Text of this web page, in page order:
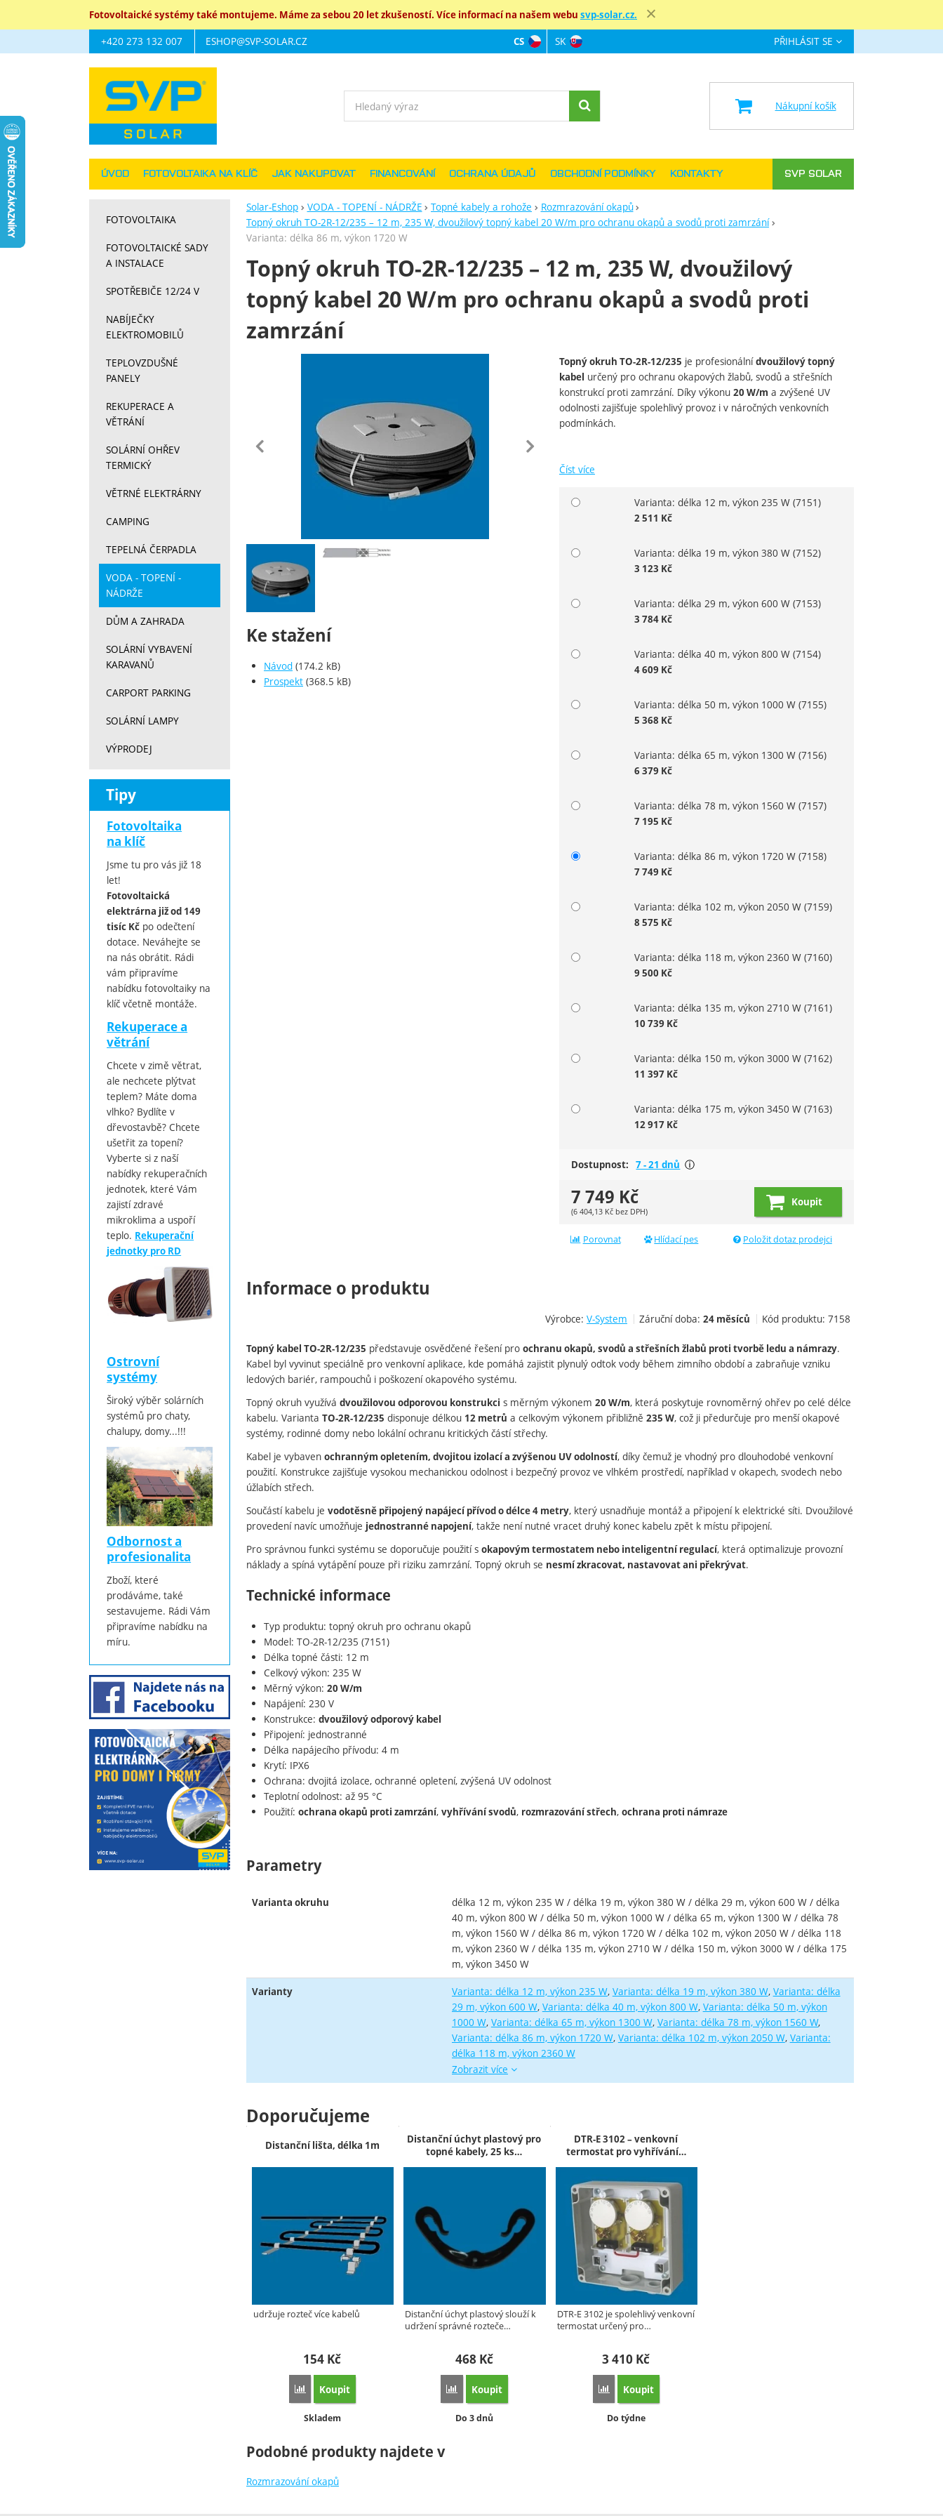
Fotovoltaické systémy také montujeme. Máme za sebou 20 let zkušeností. Více informací na našem webu svp-solar.cz.
Solar-Eshop VODA - TOPENÍ - NÁDRŽE Topné kabely a rohože
Rozmrazování okapů
Topný okruh TO-2R-12/235 – 12 m, 235 W, dvoužilový topný kabel 20 W/m pro ochranu okapů a svodů proti zamrzání
Varianta: délka 86 m, výkon 1720 W
Topný okruh TO-2R-12/235 – 12 m, 235 W, dvoužilový
topný kabel 20 W/m pro ochranu okapů a svodů proti
zamrzání
předchozí následující
Fotografie
Ke stažení
Návod (174.2 kB)
Prospekt (368.5 kB)
Topný okruh TO-2R-12/235 je profesionálnídvoužilový topný
kabel určený pro ochranu okapových žlabů, svodů a střešních
konstrukcí proti zamrzání. Díky výkonu 20 W/m a zvýšené UV
odolnosti zajišťuje spolehlivý provoz i v náročných venkovních
podmínkách.
Číst více
Vyberte variantuVarianta: délka 12 m, výkon 235 W (7151)
2 511 Kč
Varianta: délka 19 m, výkon 380 W (7152)
3 123 Kč
Varianta: délka 29 m, výkon 600 W (7153)
3 784 Kč
Varianta: délka 40 m, výkon 800 W (7154)
4 609 Kč
Varianta: délka 50 m, výkon 1000 W (7155)
5 368 Kč
Varianta: délka 65 m, výkon 1300 W (7156)
6 379 Kč
Varianta: délka 78 m, výkon 1560 W (7157)
7 195 Kč
Varianta: délka 86 m, výkon 1720 W (7158)
7 749 Kč
Varianta: délka 102 m, výkon 2050 W (7159)
8 575 Kč
Varianta: délka 118 m, výkon 2360 W (7160)
9 500 Kč
Varianta: délka 135 m, výkon 2710 W (7161)
10 739 Kč
Varianta: délka 150 m, výkon 3000 W (7162)
11 397 Kč
Varianta: délka 175 m, výkon 3450 W (7163)
12 917 Kč
Dostupnost: 7 - 21 dnů
7 749 Kč
(6 404,13 Kč bez DPH)
Koupit
Porovnat Hlídací pes Položit dotaz prodejci
Informace o produktu
Výrobce: V-System Záruční doba: 24 měsíců Kód produktu: 7158
Topný kabel TO-2R-12/235 představuje osvědčené řešení pro ochranu okapů, svodů a střešních žlabů proti tvorbě ledu a námrazy.
Kabel byl vyvinut speciálně pro venkovní aplikace, kde pomáhá zajistit plynulý odtok vody během zimního období a zabraňuje vzniku
ledových bariér, rampouchů i poškození okapového systému.
Topný okruh využívá dvoužilovou odporovou konstrukci s měrným výkonem 20 W/m, která poskytuje rovnoměrný ohřev po celé délce
kabelu. Varianta TO-2R-12/235 disponuje délkou 12 metrů a celkovým výkonem přibližně 235 W, což ji předurčuje pro menší okapové
systémy, rodinné domy nebo lokální ochranu kritických částí střechy.
Kabel je vybaven ochranným opletením, dvojitou izolací a zvýšenou UV odolností, díky čemuž je vhodný pro dlouhodobé venkovní
použití. Konstrukce zajišťuje vysokou mechanickou odolnost i bezpečný provoz ve vlhkém prostředí, například v okapech, svodech nebo
úžlabích střech.
Součástí kabelu je vodotěsně připojený napájecí přívod o délce 4 metry, který usnadňuje montáž a připojení k elektrické síti. Dvoužilové
provedení navíc umožňuje jednostranné napojení, takže není nutné vracet druhý konec kabelu zpět k místu připojení.
Pro správnou funkci systému se doporučuje použití s okapovým termostatem nebo inteligentní regulací, která optimalizuje provozní
náklady a spíná vytápění pouze při riziku zamrzání. Topný okruh se nesmí zkracovat, nastavovat ani překrývat.
Technické informace
Typ produktu: topný okruh pro ochranu okapů
Model: TO-2R-12/235 (7151)
Délka topné části: 12 m
Celkový výkon: 235 W
Měrný výkon: 20 W/m
Napájení: 230 V
Konstrukce: dvoužilový odporový kabel
Připojení: jednostranné
Délka napájecího přívodu: 4 m
Krytí: IPX6
Ochrana: dvojitá izolace, ochranné opletení, zvýšená UV odolnost
Teplotní odolnost: až 95 °C
Použití: ochrana okapů proti zamrzání, vyhřívání svodů, rozmrazování střech, ochrana proti námraze
Parametry
Varianta okruhu
délka 12 m, výkon 235 W / délka 19 m, výkon 380 W / délka 29 m, výkon 600 W / délka
40 m, výkon 800 W / délka 50 m, výkon 1000 W / délka 65 m, výkon 1300 W / délka 78
m, výkon 1560 W / délka 86 m, výkon 1720 W / délka 102 m, výkon 2050 W / délka 118
m, výkon 2360 W / délka 135 m, výkon 2710 W / délka 150 m, výkon 3000 W / délka 175
m, výkon 3450 W
Varianty Varianta: délka 12 m, výkon 235 W Varianta: délka 19 m, výkon 380 W Varianta: délka
29 m, výkon 600 W Varianta: délka 40 m, výkon 800 W Varianta: délka 50 m, výkon
1000 W Varianta: délka 65 m, výkon 1300 W Varianta: délka 78 m, výkon 1560 W
Varianta: délka 86 m, výkon 1720 W Varianta: délka 102 m, výkon 2050 W Varianta:
délka 118 m, výkon 2360 WVarianta: délka 135 m, výkon 2710 W
Varianta: délka 150 m, výkon 3000 W
Varianta: délka 175 m, výkon 3450 W
Zobrazit více
Doporučujeme
Distanční lišta, délka 1m
udržuje rozteč více kabelů
154 Kč
Porovnat
Koupit
Dostupnost:
Skladem
Distanční úchyt plastový pro
topné kabely, 25 ks…
Distanční úchyt plastový slouží k
udržení správné rozteče…
468 Kč
Porovnat
Koupit
Dostupnost:
Do 3 dnů
DTR-E 3102 – venkovní
termostat pro vyhřívání…
DTR-E 3102 je spolehlivý venkovní
termostat určený pro…
3 410 Kč
Porovnat
Koupit
Dostupnost:
Do týdne
Podobné produkty najdete v
Rozmrazování okapů
FOTOVOLTAIKA
FOTOVOLTAICKÉ SADY
A INSTALACE
SPOTŘEBIČE 12/24 V
NABÍJEČKY
ELEKTROMOBILŮ
TEPLOVZDUŠNÉ
PANELY
REKUPERACE A
VĚTRÁNÍ
SOLÁRNÍ OHŘEV
TERMICKÝ
VĚTRNÉ ELEKTRÁRNY
CAMPING
TEPELNÁ ČERPADLA
VODA - TOPENÍ -
NÁDRŽE
DŮM A ZAHRADA
SOLÁRNÍ VYBAVENÍ
KARAVANŮ
CARPORT PARKING
SOLÁRNÍ LAMPY
VÝPRODEJ
Tipy
Fotovoltaika
na klíč
Jsme tu pro vás již 18
let!
Fotovoltaická
elektrárna již od 149
tisíc Kč po odečtení
dotace. Neváhejte se
na nás obrátit. Rádi
vám připravíme
nabídku fotovoltaiky na
klíč včetně montáže.
Rekuperace a
větrání
Chcete v zimě větrat,
ale nechcete plýtvat
teplem? Máte doma
vlhko? Bydlíte v
dřevostavbě? Chcete
ušetřit za topení?
Vyberte si z naší
nabídky rekuperačních
jednotek, které Vám
zajistí zdravé
mikroklima a uspoří
teplo. Rekuperační
jednotky pro RD
Ostrovní
systémy
Široký výběr solárních
systémů pro chaty,
chalupy, domy...!!!
Odbornost a
profesionalita
Zboží, které
prodáváme, také
sestavujeme. Rádi Vám
připravíme nabídku na
míru.
Navigace
+420 273 132 007 ESHOP@SVP-SOLAR.CZ
ÚVOD FOTOVOLTAIKA NA KLÍČ JAK NAKUPOVAT FINANCOVÁNÍ OCHRANA ÚDAJŮ OBCHODNÍ PODMÍNKY KONTAKTY SVP SOLAR
Jazyková verze
CS SK PŘIHLÁSIT SE
Vyhledávání Nákupní košík